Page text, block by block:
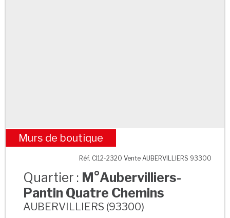
M°Aubervilliers-Pantin Quatre Chemins
Murs de boutique
Réf. CI12-2320 Vente AUBERVILLIERS 93300
Quartier : M°Aubervilliers-
Pantin Quatre Chemins
AUBERVILLIERS (93300)